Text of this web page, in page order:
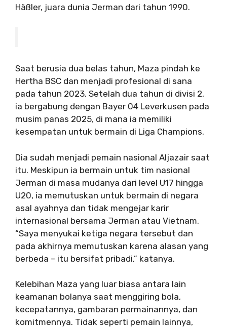
Häßler, juara dunia Jerman dari tahun 1990.
Saat berusia dua belas tahun, Maza pindah ke
Hertha BSC dan menjadi profesional di sana
pada tahun 2023. Setelah dua tahun di divisi 2,
ia bergabung dengan Bayer 04 Leverkusen pada
musim panas 2025, di mana ia memiliki
kesempatan untuk bermain di Liga Champions.
Dia sudah menjadi pemain nasional Aljazair saat
itu. Meskipun ia bermain untuk tim nasional
Jerman di masa mudanya dari level U17 hingga
U20, ia memutuskan untuk bermain di negara
asal ayahnya dan tidak mengejar karir
internasional bersama Jerman atau Vietnam.
“Saya menyukai ketiga negara tersebut dan
pada akhirnya memutuskan karena alasan yang
berbeda – itu bersifat pribadi,” katanya.
Kelebihan Maza yang luar biasa antara lain
keamanan bolanya saat menggiring bola,
kecepatannya, gambaran permainannya, dan
komitmennya. Tidak seperti pemain lainnya,